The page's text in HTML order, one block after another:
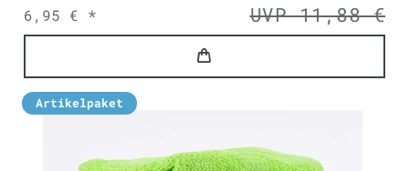
UVP 11,88 €
6,95 € *
Artikelpaket